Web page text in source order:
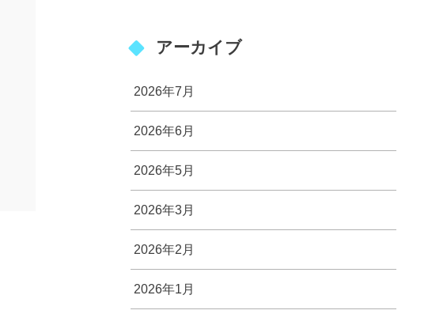
アーカイブ
2026年7月
2026年6月
2026年5月
2026年3月
2026年2月
2026年1月